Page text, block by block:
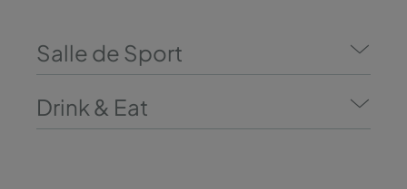
Salle de Sport
Drink & Eat